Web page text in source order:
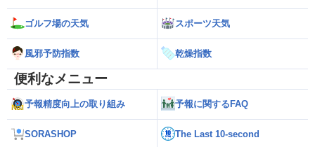
ゴルフ場の天気 スポーツ天気
風邪予防指数 乾燥指数
便利なメニュー
予報精度向上の取り組み 予報に関するFAQ
SORASHOP The Last 10-second